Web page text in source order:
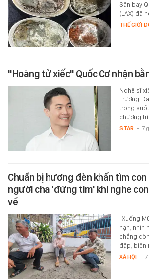
Sân bay
(LAX) đã
THẾ GIỚI
"Hoàng tử xiếc" Quốc Cơ nhận
Nghệ sĩ
Trường
trong suốt
chương
STAR - 7
Chuẩn bị hương đèn khấn tìm
người cha 'đứng tim' khi nghe
về
"Xuống
nạn, nhìn
chẳng
đập, biển
XÃ HỘI -